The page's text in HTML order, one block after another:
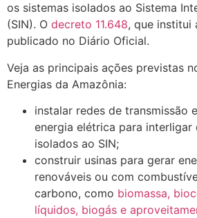
os sistemas isolados ao Sistema
(SIN). O decreto 11.648, que institui
publicado no Diário Oficial.
Veja as principais ações previstas
Energias da Amazônia:
instalar redes de transmissão
energia elétrica para interligar
isolados ao SIN;
construir usinas para gerar
renováveis ou com
carbono, como biomassa,
líquidos, biogás e